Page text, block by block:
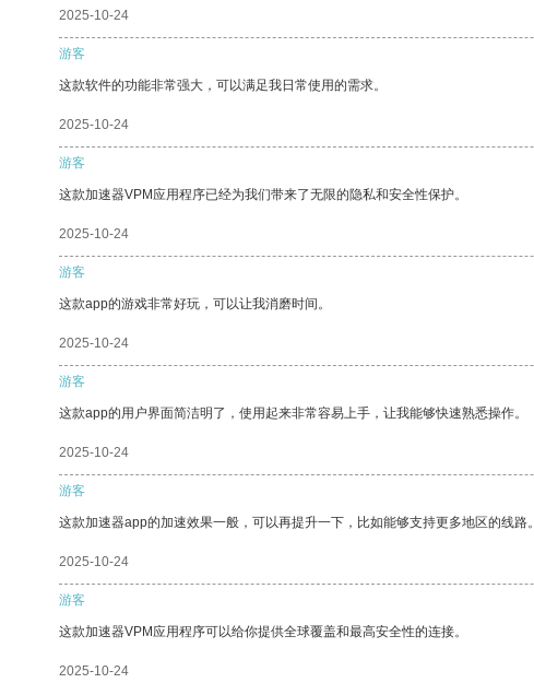
2025-10-24
游客
这款软件的功能非常强大，可以满足我日常使用的需求。
2025-10-24
游客
这款加速器VPM应用程序已经为我们带来了无限的隐私和安全性保护。
2025-10-24
游客
这款app的游戏非常好玩，可以让我消磨时间。
2025-10-24
游客
这款app的用户界面简洁明了，使用起来非常容易上手，让我能够快速熟悉操作。
2025-10-24
游客
这款加速器app的加速效果一般，可以再提升一下，比如能够支持更多地区的线路。
2025-10-24
游客
这款加速器VPM应用程序可以给你提供全球覆盖和最高安全性的连接。
2025-10-24